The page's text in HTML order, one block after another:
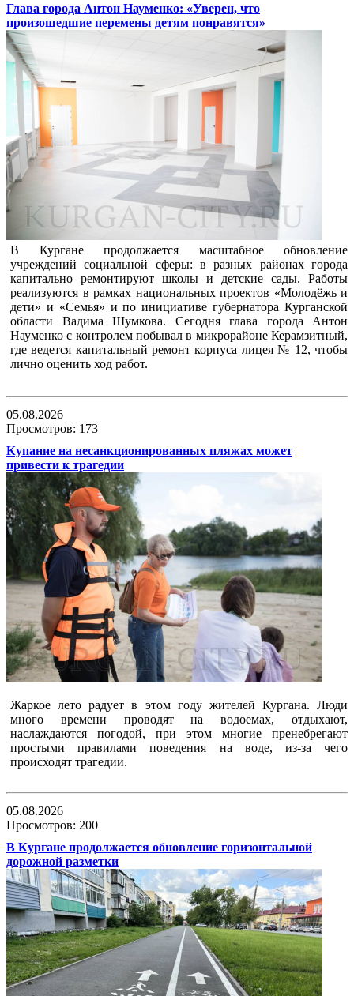
Глава города Антон Науменко: «Уверен, что
произошедшие перемены детям понравятся»
В Кургане продолжается масштабное обновление
учреждений социальной сферы: в разных районах города
капитально ремонтируют школы и детские сады. Работы
реализуются в рамках национальных проектов «Молодёжь и
дети» и «Семья» и по инициативе губернатора Курганской
области Вадима Шумкова. Сегодня глава города Антон
Науменко с контролем побывал в микрорайоне Керамзитный,
где ведется капитальный ремонт корпуса лицея № 12, чтобы
лично оценить ход работ.
05.08.2026
Просмотров: 173
Купание на несанкционированных пляжах может
привести к трагедии
Жаркое лето радует в этом году жителей Кургана. Люди
много времени проводят на водоемах, отдыхают,
наслаждаются погодой, при этом многие пренебрегают
простыми правилами поведения на воде, из-за чего
происходят трагедии.
05.08.2026
Просмотров: 200
В Кургане продолжается обновление горизонтальной
дорожной разметки